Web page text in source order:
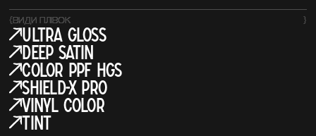
{ВИДИ ПЛІВОК }
Ultra Gloss
Deep Satin
COLOR PPF HGS
SHIELD-X PRO
Vinyl Color
Tint